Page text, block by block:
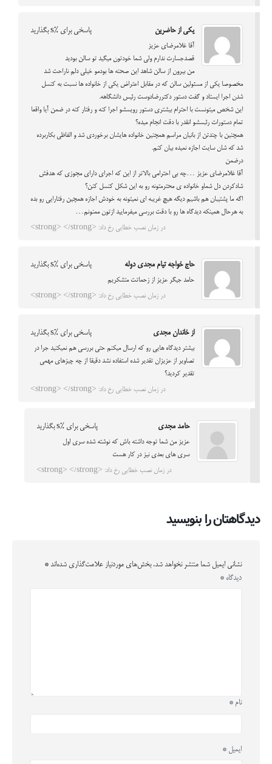
یکی از حاضرین پاسخی برای %s بگذارید
آقا غلامرضای عزیز
قصدجسارت ندارم ولی شما خودتون میگید تو سالن بودید
من بیرون از سالن شاهد این صحنه ها بودمو خیلی دلم ناراحت شد
مخصوصا یکی از مسئولین سالن که در مقابل اعتراض یکی از خانواده ها نسبت به کنسل
شدن اجرا ایستاد و گفت دستور دکتررضادوست رئیس دانشگاهه.
این شخص میتونست با احترام بیشتری دستور رویسشو اجرا کنه و رفتار کنه در ضمن آیا واقعا
تمام دستورات رئبسشو انقدر با دقت انجام میده؟
همچنین با چندتن از بانیان مراسم همچنین خانواده هایشان برخوردی شد و الفاظی بکاربرده
شد که شان سایت اجازه نمیده بیان کنم.
درضمن
آقا غلامرضای عزیز …چه بی احترامی بالاتر از این که اجرای دارای مجوزی که هدفش
شادکردن دل شماو خانواده ی محترمتونه رو به این شکل کنسل کنن؟
اگه ما پشتیبان هم باشیم دیگه هیچ غریبه ای نمیتونه به خودش اجازه همچین رفتارایی رو بده
به هرحال همینکه دیدگاه ها رو با دقت بررسی میفرمایید ازتون ممنونم…
در زمان نصب خطایی رخ داد: <strong> </strong>
حاج خواجه تیام مجدی دوله پاسخی برای %s بگذارید
حامد جیگر عزیز از زحماتت متشکریم
در زمان نصب خطایی رخ داد: <strong> </strong>
از خاندان مجدی پاسخی برای %s بگذارید
بیشتر دیدگاه هایی رو که ارسال میکنم حتی بررسی هم نمیکنید جرا در
تصاویر از عزیزان تقدیر شده استفاده نشد دقیقا از چه چیزهای مهمی
تقدیر کردید؟
در زمان نصب خطایی رخ داد: <strong> </strong>
حامد مجدی پاسخی برای %s بگذارید
عزیز من شما توجه داشته باش که نوشته شده سری اول
سری های بعدی نیز در کار هست
در زمان نصب خطایی رخ داد: <strong> </strong>
دیدگاهتان را بنویسید
نشانی ایمیل شما منتشر نخواهد شد. بخش‌های موردنیاز علامت‌گذاری شده‌اند *
دیدگاه *
نام *
ایمیل *